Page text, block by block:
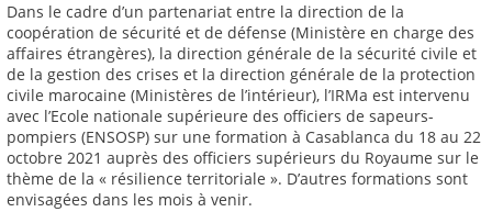
Dans le cadre d’un partenariat entre la direction de la
coopération de sécurité et de défense (Ministère en charge des
affaires étrangères), la direction générale de la sécurité civile et
de la gestion des crises et la direction générale de la protection
civile marocaine (Ministères de l’intérieur), l’IRMa est intervenu
avec l’Ecole nationale supérieure des officiers de sapeurs-
pompiers (ENSOSP) sur une formation à Casablanca du 18 au 22
octobre 2021 auprès des officiers supérieurs du Royaume sur le
thème de la « résilience territoriale ». D’autres formations sont
envisagées dans les mois à venir.